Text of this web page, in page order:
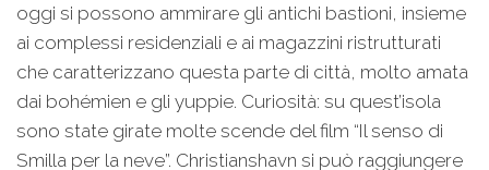
oggi si possono ammirare gli antichi bastioni, insieme
ai complessi residenziali e ai magazzini ristrutturati
che caratterizzano questa parte di città, molto amata
dai bohémien e gli yuppie. Curiosità: su quest’isola
sono state girate molte scende del film “Il senso di
Smilla per la neve”. Christianshavn si può raggiungere